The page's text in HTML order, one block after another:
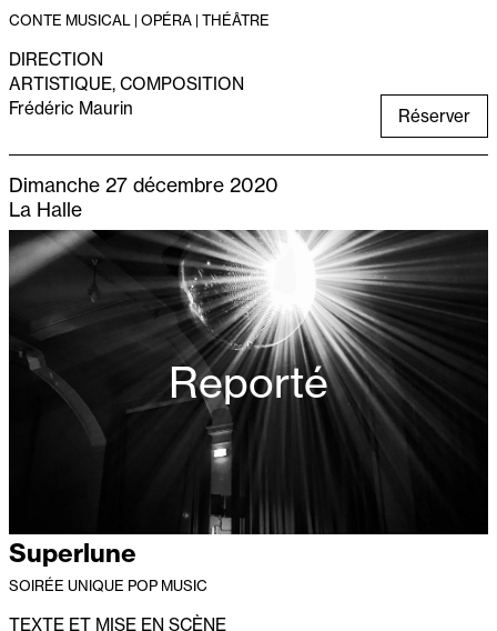
CONTE MUSICAL | OPÉRA | THÉÂTRE
DIRECTION
ARTISTIQUE, COMPOSITION
Frédéric Maurin
Réserver
Dimanche 27 décembre 2020
La Halle
Reporté
Superlune
SOIRÉE UNIQUE POP MUSIC
TEXTE ET MISE EN SCÈNE